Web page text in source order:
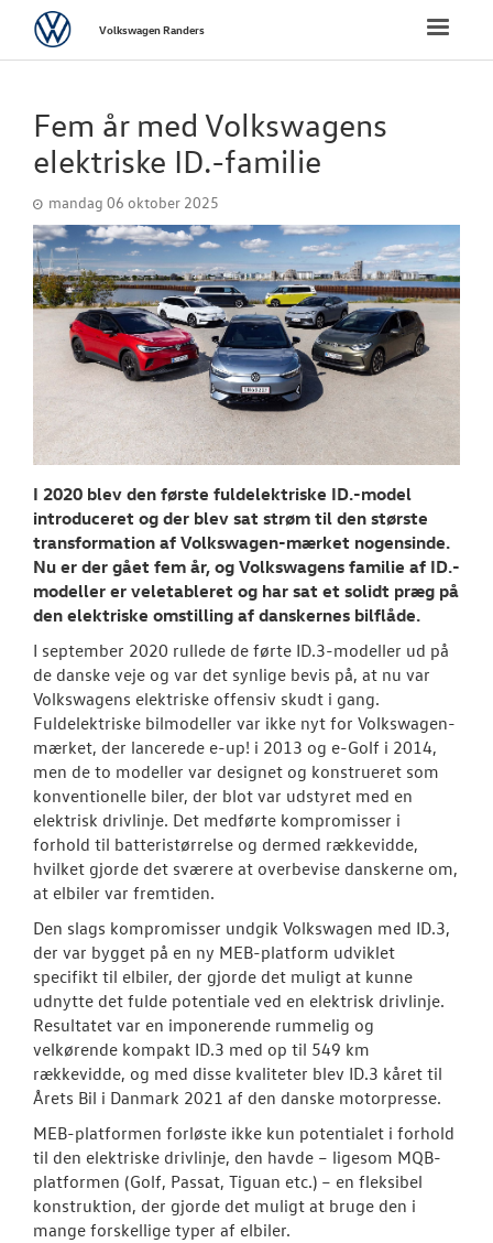
BRUGTE BILER
VÆRKSTED
SKADECENTER
RESERVEDELE
NYHEDER
Tilmeld dig
Aktuelt
OM OS
JOB OG
Toggle
VolkswagenVolkswagen Randers
Fem år med Volkswagens
elektriske ID.-familie
mandag 06 oktober 2025
I 2020 blev den første fuldelektriske ID.-model
introduceret og der blev sat strøm til den største
transformation af Volkswagen-mærket nogensinde.
Nu er der gået fem år, og Volkswagens familie af ID.-
modeller er veletableret og har sat et solidt præg på
den elektriske omstilling af danskernes bilflåde.
I september 2020 rullede de førte ID.3-modeller ud på
de danske veje og var det synlige bevis på, at nu var
Volkswagens elektriske offensiv skudt i gang.
Fuldelektriske bilmodeller var ikke nyt for Volkswagen-
mærket, der lancerede e-up! i 2013 og e-Golf i 2014,
men de to modeller var designet og konstrueret som
konventionelle biler, der blot var udstyret med en
elektrisk drivlinje. Det medførte kompromisser i
forhold til batteristørrelse og dermed rækkevidde,
hvilket gjorde det sværere at overbevise danskerne om,
at elbiler var fremtiden.
Den slags kompromisser undgik Volkswagen med ID.3,
der var bygget på en ny MEB-platform udviklet
specifikt til elbiler, der gjorde det muligt at kunne
udnytte det fulde potentiale ved en elektrisk drivlinje.
Resultatet var en imponerende rummelig og
velkørende kompakt ID.3 med op til 549 km
rækkevidde, og med disse kvaliteter blev ID.3 kåret til
Årets Bil i Danmark 2021 af den danske motorpresse.
MEB-platformen forløste ikke kun potentialet i forhold
til den elektriske drivlinje, den havde – ligesom MQB-
platformen (Golf, Passat, Tiguan etc.) – en fleksibel
konstruktion, der gjorde det muligt at bruge den i
mange forskellige typer af elbiler.